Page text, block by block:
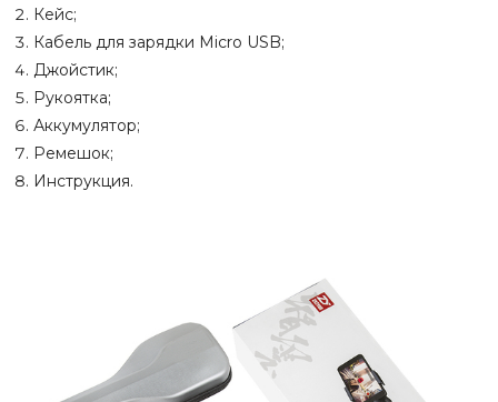
Кейс;
Кабель для зарядки Micro USB;
Джойстик;
Рукоятка;
Аккумулятор;
Ремешок;
Инструкция.